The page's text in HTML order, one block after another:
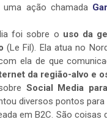
uma ação chamada
foi sobre o uso da
(Le Fil). Ela atua no
ela de que
da região-alvo e
Social Media
diversos pontos
em B2C. São